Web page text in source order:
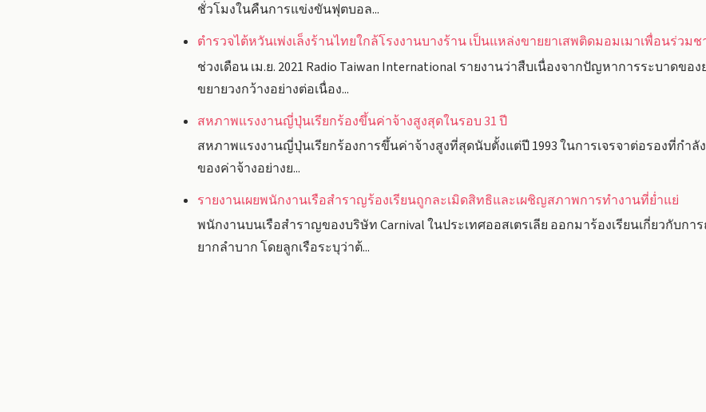
ชั่วโมงในคืนการแข่งขันฟุตบอล...
ตำรวจไต้หวันเพ่งเล็งร้านไทยใกล้โรงงานบางร้าน เป็นแหล่งขายยาเสพติดมอมเมาเพื่อนร่วมช
ช่วงเดือน เม.ย. 2021 Radio Taiwan International รายงานว่าสืบเนื่องจากปัญหาการระบาดขอ
ขยายวงกว้างอย่างต่อเนื่อง...
สหภาพแรงงานญี่ปุ่นเรียกร้องขึ้นค่าจ้างสูงสุดในรอบ 31 ปี
สหภาพแรงงานญี่ปุ่นเรียกร้องการขึ้นค่าจ้างสูงที่สุดนับตั้งแต่ปี 1993 ในการเจรจาต่อรองที่กำ
ของค่าจ้างอย่างย...
รายงานเผยพนักงานเรือสำราญร้องเรียนถูกละเมิดสิทธิและเผชิญสภาพการทำงานที่ย่ำแย่
พนักงานบนเรือสำราญของบริษัท Carnival ในประเทศออสเตรเลีย ออกมาร้องเรียนเกี่ยวกับก
ยากลำบาก โดยลูกเรือระบุว่าต้...